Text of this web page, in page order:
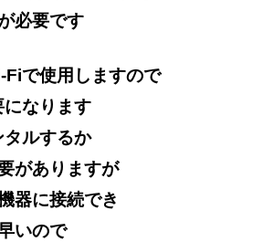
必要です
Fiで使用しますので
なります
ルするか
がありますが
器に接続でき
いので